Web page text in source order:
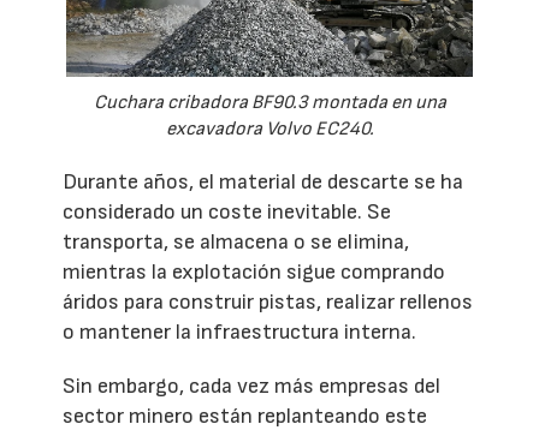
Cuchara cribadora BF90.3 montada en una
excavadora Volvo EC240.
Durante años, el material de descarte se ha
considerado un coste inevitable. Se
transporta, se almacena o se elimina,
mientras la explotación sigue comprando
áridos para construir pistas, realizar rellenos
o mantener la infraestructura interna.
Sin embargo, cada vez más empresas del
sector minero están replanteando este